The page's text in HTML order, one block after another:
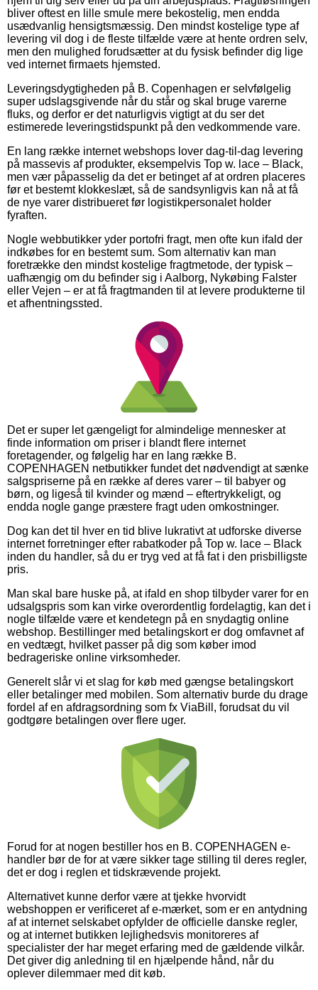
bliver oftest en lille smule mere bekostelig, men endda
usædvanlig hensigtsmæssig. Den mindst kostelige type af
levering vil dog i de fleste tilfælde være at hente ordren selv,
men den mulighed forudsætter at du fysisk befinder dig lige
ved internet firmaets hjemsted.
Leveringsdygtigheden på B. Copenhagen er selvfølgelig
super udslagsgivende når du står og skal bruge varerne
fluks, og derfor er det naturligvis vigtigt at du ser det
estimerede leveringstidspunkt på den vedkommende vare.
En lang række internet webshops lover dag-til-dag levering
på massevis af produkter, eksempelvis Top w. lace – Black,
men vær påpasselig da det er betinget af at ordren placeres
før et bestemt klokkeslæt, så de sandsynligvis kan nå at få
de nye varer distribueret før logistikpersonalet holder
fyraften.
Nogle webbutikker yder portofri fragt, men ofte kun ifald der
indkøbes for en bestemt sum. Som alternativ kan man
foretrække den mindst kostelige fragtmetode, der typisk –
uafhængig om du befinder sig i Aalborg, Nykøbing Falster
eller Vejen – er at få fragtmanden til at levere produkterne til
et afhentningssted.
Det er super let gængeligt for almindelige mennesker at
finde information om priser i blandt flere internet
foretagender, og følgelig har en lang række B.
COPENHAGEN netbutikker fundet det nødvendigt at sænke
salgspriserne på en række af deres varer – til babyer og
børn, og ligeså til kvinder og mænd – eftertrykkeligt, og
endda nogle gange præstere fragt uden omkostninger.
Dog kan det til hver en tid blive lukrativt at udforske diverse
internet forretninger efter rabatkoder på Top w. lace – Black
inden du handler, så du er tryg ved at få fat i den prisbilligste
pris.
Man skal bare huske på, at ifald en shop tilbyder varer for en
udsalgspris som kan virke overordentlig fordelagtig, kan det i
nogle tilfælde være et kendetegn på en snydagtig online
webshop. Bestillinger med betalingskort er dog omfavnet af
en vedtægt, hvilket passer på dig som køber imod
bedrageriske online virksomheder.
Generelt slår vi et slag for køb med gængse betalingskort
eller betalinger med mobilen. Som alternativ burde du drage
fordel af en afdragsordning som fx ViaBill, forudsat du vil
godtgøre betalingen over flere uger.
Forud for at nogen bestiller hos en B. COPENHAGEN e-
handler bør de for at være sikker tage stilling til deres regler,
det er dog i reglen et tidskrævende projekt.
Alternativet kunne derfor være at tjekke hvorvidt
webshoppen er verificeret af e-mærket, som er en antydning
af at internet selskabet opfylder de officielle danske regler,
og at internet butikken lejlighedsvis monitoreres af
specialister der har meget erfaring med de gældende vilkår.
Det giver dig anledning til en hjælpende hånd, når du
oplever dilemmaer med dit køb.